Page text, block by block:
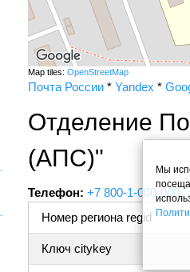
Map tiles: OpenStreetMap
Почта России * Yandex *
Отделение
(АПС)"
Телефон: +7 800-1-000-000
Номер региона regid
Ключ citykey
Мы